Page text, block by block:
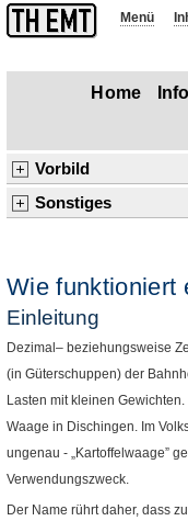
Menü
Home Info
Vorbild
Dampflok
Sonstiges
Wie funktioniert
Einleitung
Dezimal– beziehungsweise
(in Güterschuppen) der
Lasten mit kleinen
Waage in Dischingen. Im
ungenau - „Kartoffelwaage”
Verwendungszweck.
Der Name rührt daher, dass